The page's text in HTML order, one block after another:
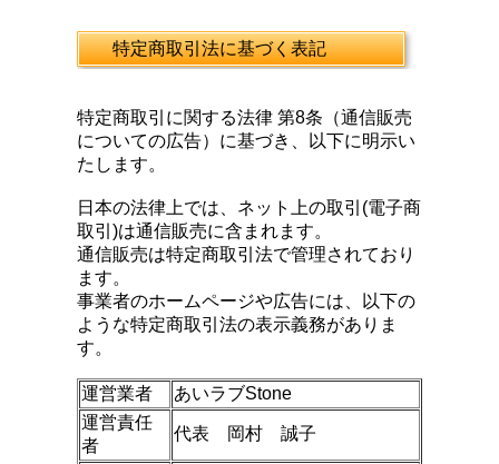
特定商取引法に基づく表記
特定商取引に関する法律 第8条（通信販売
についての広告）に基づき、以下に明示い
たします。
日本の法律上では、ネット上の取引(電子商
取引)は通信販売に含まれます。
通信販売は特定商取引法で管理されており
ます。
事業者のホームページや広告には、以下の
ような特定商取引法の表示義務がありま
す。
運営業者
あいラブStone
運営責任
者
代表 岡村 誠子